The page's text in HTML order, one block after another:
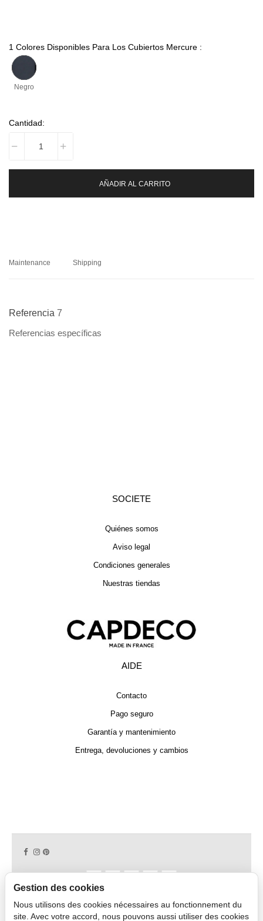
1 Colores Disponibles Para Los Cubiertos Mercure :
Negro
Cantidad:
AÑADIR AL CARRITO
Maintenance Shipping
Referencia 7
Referencias específicas
SOCIETE
Quiénes somos
Aviso legal
Condiciones generales
Nuestras tiendas
AIDE
Contacto
Pago seguro
Garantía y mantenimiento
Entrega, devoluciones y cambios
Copyright © 2026 CAPDECO.
Gestion des cookies
Nous utilisons des cookies nécessaires au fonctionnement du
site. Avec votre accord, nous pouvons aussi utiliser des cookies